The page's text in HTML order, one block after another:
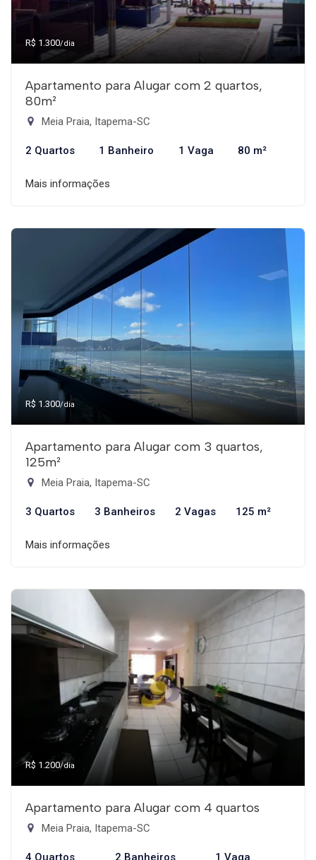
R$ 1.300/dia
Apartamento para Alugar com 2 quartos,
80m²
Meia Praia, Itapema-SC
2 Quartos 1 Banheiro 1 Vaga 80 m²
Mais informações
R$ 1.300/dia
Apartamento para Alugar com 3 quartos,
125m²
Meia Praia, Itapema-SC
3 Quartos 3 Banheiros 2 Vagas 125 m²
Mais informações
R$ 1.200/dia
Apartamento para Alugar com 4 quartos
Meia Praia, Itapema-SC
4 Quartos 2 Banheiros 1 Vaga